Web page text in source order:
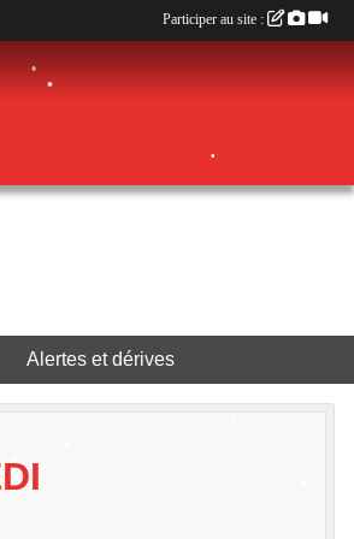
Alertes et dérives
Participer au site :
•
•